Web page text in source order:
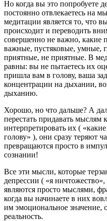
Но когда вы это попробуете
постоянно отвлекаетесь на
медитации является то, что
происходит и переводить
совершенно не важно, какие
важные, пустяковые, умные,
приятные, не приятные. В
равны: вы не пытаетесь их
пришла вам в голову, ваша
концентрации на дыхании,
дыханию.
Хорошо, но что дальше? А
перестать придавать мыслям
интерпретировать их (
голову» ), они сразу теряют
превращаются просто в
сознании!
Все эти мысли, которые
депрессии ( «я
являются просто мыслями,
когда вы начинаете в них
им эмоциональное значение,
реальность.